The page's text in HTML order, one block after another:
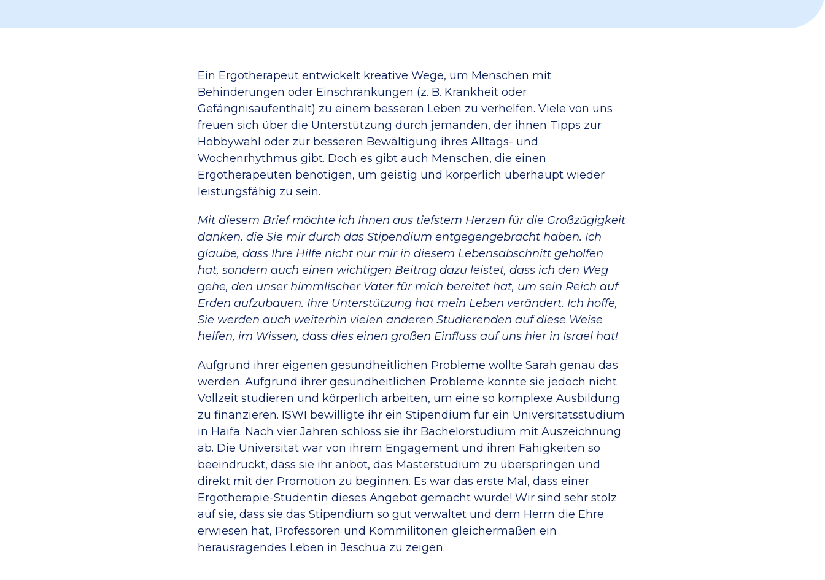
Ein Ergotherapeut entwickelt kreative Wege, um Menschen mit
Behinderungen oder Einschränkungen (z. B. Krankheit oder
Gefängnisaufenthalt) zu einem besseren Leben zu verhelfen. Viele von uns
freuen sich über die Unterstützung durch jemanden, der ihnen Tipps zur
Hobbywahl oder zur besseren Bewältigung ihres Alltags- und
Wochenrhythmus gibt. Doch es gibt auch Menschen, die einen
Ergotherapeuten benötigen, um geistig und körperlich überhaupt wieder
leistungsfähig zu sein.
Mit diesem Brief möchte ich Ihnen aus tiefstem Herzen für die Großzügigkeit
danken, die Sie mir durch das Stipendium entgegengebracht haben. Ich
glaube, dass Ihre Hilfe nicht nur mir in diesem Lebensabschnitt geholfen
hat, sondern auch einen wichtigen Beitrag dazu leistet, dass ich den Weg
gehe, den unser himmlischer Vater für mich bereitet hat, um sein Reich auf
Erden aufzubauen. Ihre Unterstützung hat mein Leben verändert. Ich hoffe,
Sie werden auch weiterhin vielen anderen Studierenden auf diese Weise
helfen, im Wissen, dass dies einen großen Einfluss auf uns hier in Israel hat!
Aufgrund ihrer eigenen gesundheitlichen Probleme wollte Sarah genau das
werden. Aufgrund ihrer gesundheitlichen Probleme konnte sie jedoch nicht
Vollzeit studieren und körperlich arbeiten, um eine so komplexe Ausbildung
zu finanzieren. ISWI bewilligte ihr ein Stipendium für ein Universitätsstudium
in Haifa. Nach vier Jahren schloss sie ihr Bachelorstudium mit Auszeichnung
ab. Die Universität war von ihrem Engagement und ihren Fähigkeiten so
beeindruckt, dass sie ihr anbot, das Masterstudium zu überspringen und
direkt mit der Promotion zu beginnen. Es war das erste Mal, dass einer
Ergotherapie-Studentin dieses Angebot gemacht wurde! Wir sind sehr stolz
auf sie, dass sie das Stipendium so gut verwaltet und dem Herrn die Ehre
erwiesen hat, Professoren und Kommilitonen gleichermaßen ein
herausragendes Leben in Jeschua zu zeigen.